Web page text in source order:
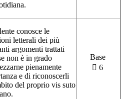
conosce le
letterali dei più
argomenti trattati
non è in grado
pienamente
e di riconoscerli
del proprio vis suto
Base
 6